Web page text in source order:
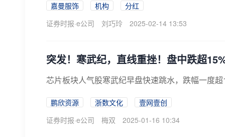
嘉曼服饰 机构
分红
证券时报·e公司
刘巧玲 2025-02-14 13:53
突发！寒武纪，直线重挫！盘中跌超
芯片板块人气股寒武纪早盘快速跳水，跌幅一度
鹏欣资源 浙数文化
壹网壹创
证券时报·e公司
梅双 2025-01-16 10:34